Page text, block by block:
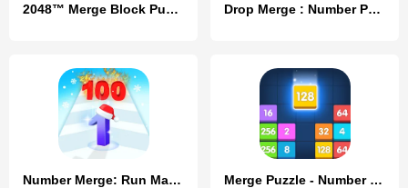
2048™ Merge Block Puzzle Drop Merge : Number Puzzle
Number Merge: Run Master 3D Merge Puzzle - Number Games